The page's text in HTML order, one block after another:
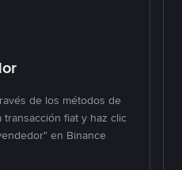
de los métodos de
fiat y haz clic
en Binance